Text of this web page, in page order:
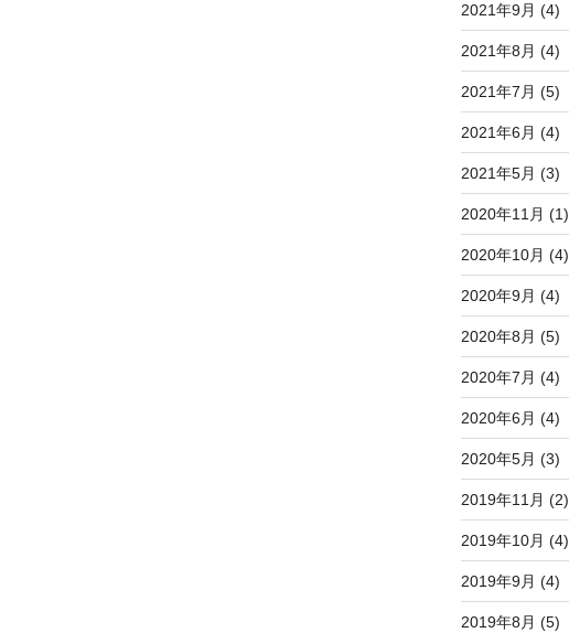
2021年9月 (4)
2021年8月 (4)
2021年7月 (5)
2021年6月 (4)
2021年5月 (3)
2020年11月 (1)
2020年10月 (4)
2020年9月 (4)
2020年8月 (5)
2020年7月 (4)
2020年6月 (4)
2020年5月 (3)
2019年11月 (2)
2019年10月 (4)
2019年9月 (4)
2019年8月 (5)